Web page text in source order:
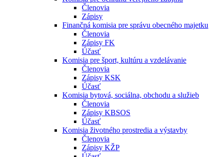
Členovia
Zápisy
Finančná komisia pre správu obecného majetku
Členovia
Zápisy FK
Účasť
Komisia pre šport, kultúru a vzdelávanie
Členovia
Zápisy KSK
Účasť
Komisia bytová, sociálna, obchodu a služieb
Členovia
Zápisy KBSOS
Účasť
Komisia životného prostredia a výstavby
Členovia
Zápisy KŽP